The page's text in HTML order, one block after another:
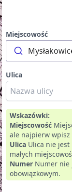
Miejscowość
Ulica
Wskazówki:
Miejscowość
ale najpierw
Ulica Ulica nie
małych
Numer Numer nie
obowiązkowym.